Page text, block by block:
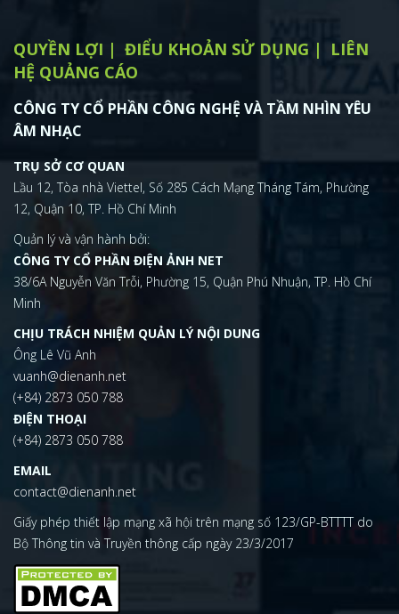
QUYỀN LỢI ĐIỂU KHOẢN SỬ DỤNG
LIÊN
HỆ QUẢNG CÁO
CÔNG TY CỔ PHẦN CÔNG NGHỆ VÀ TẦM NHÌN YÊU
ÂM NHẠC
TRỤ SỞ CƠ QUAN
Lầu 12, Tòa nhà Viettel, Số 285 Cách Mạng Tháng Tám, Phường
12, Quận 10, TP. Hồ Chí Minh
Quản lý và vận hành bởi:
CÔNG TY CỔ PHẦN ĐIỆN ẢNH NET
38/6A Nguyễn Văn Trỗi, Phường 15, Quận Phú Nhuận, TP. Hồ Chí
Minh
CHỊU TRÁCH NHIỆM QUẢN LÝ NỘI DUNG
Ông Lê Vũ Anh
vuanh@dienanh.net
(+84) 2873 050 788
ĐIỆN THOẠI
(+84) 2873 050 788
EMAIL
contact@dienanh.net
Giấy phép thiết lập mạng xã hội trên mạng số 123/GP-BTTTT do
Bộ Thông tin và Truyền thông cấp ngày 23/3/2017